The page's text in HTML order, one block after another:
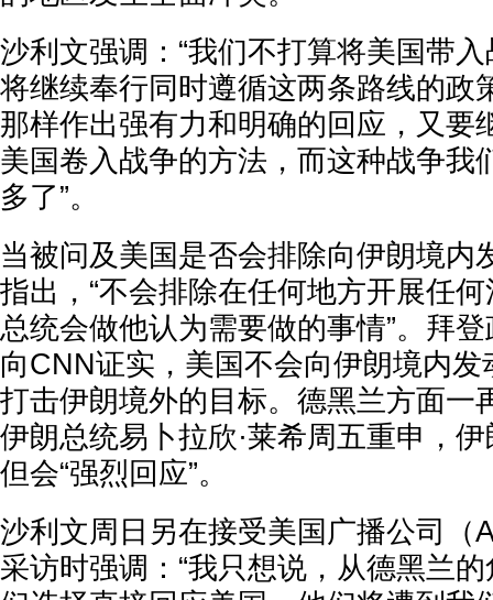
沙利文强调：“我们不打算将美国带
将继续奉行同时遵循这两条路线的政
那样作出强有力和明确的回应，又要
美国卷入战争的方法，而这种战争我
多了”。
当被问及美国是否会排除向伊朗境内
指出，“不会排除在任何地方开展任何
总统会做他认为需要做的事情”。拜
向CNN证实，美国不会向伊朗境内
打击伊朗境外的目标。德黑兰方面一
伊朗总统易卜拉欣·莱希周五重申，
但会“强烈回应”。
沙利文周日另在接受美国广播公司（
采访时强调：“我只想说，从德黑兰